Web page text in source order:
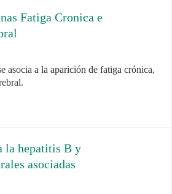
Fatiga Cronica e
asocia a la aparición de fatiga crónica,
la hepatitis B y
asociadas